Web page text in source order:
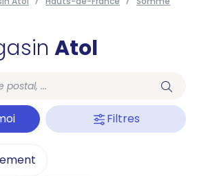
Atol
Filtres